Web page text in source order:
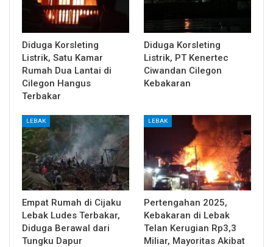
Diduga Korsleting
Listrik, Satu Kamar
Rumah Dua Lantai di
Cilegon Hangus
Terbakar
Diduga Korsleting
Listrik, PT Kenertec
Ciwandan Cilegon
Kebakaran
LEBAK
Empat Rumah di Cijaku
Lebak Ludes Terbakar,
Diduga Berawal dari
Tungku Dapur
LEBAK
Pertengahan 2025,
Kebakaran di Lebak
Telan Kerugian Rp3,3
Miliar, Mayoritas Akibat